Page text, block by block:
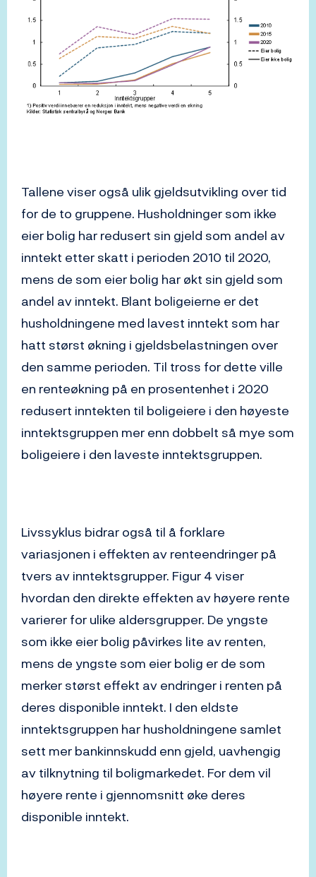
Tallene viser også ulik gjeldsutvikling over tid
for de to gruppene. Husholdninger som ikke
eier bolig har redusert sin gjeld som andel av
inntekt etter skatt i perioden 2010 til 2020,
mens de som eier bolig har økt sin gjeld som
andel av inntekt. Blant boligeierne er det
husholdningene med lavest inntekt som har
hatt størst økning i gjeldsbelastningen over
den samme perioden. Til tross for dette ville
en renteøkning på en prosentenhet i 2020
redusert inntekten til boligeiere i den høyeste
inntektsgruppen mer enn dobbelt så mye som
boligeiere i den laveste inntektsgruppen.
Livssyklus bidrar også til å forklare
variasjonen i effekten av renteendringer på
tvers av inntektsgrupper. Figur 4 viser
hvordan den direkte effekten av høyere rente
varierer for ulike aldersgrupper. De yngste
som ikke eier bolig påvirkes lite av renten,
mens de yngste som eier bolig er de som
merker størst effekt av endringer i renten på
deres disponible inntekt. I den eldste
inntektsgruppen har husholdningene samlet
sett mer bankinnskudd enn gjeld, uavhengig
av tilknytning til boligmarkedet. For dem vil
høyere rente i gjennomsnitt øke deres
disponible inntekt.